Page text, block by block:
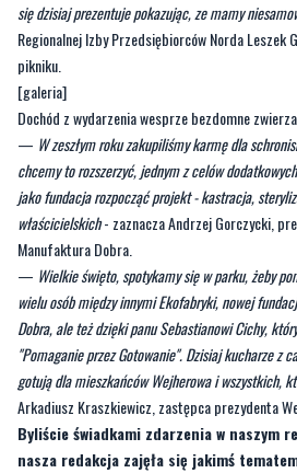
się dzisiaj prezentuje pokazując, ze mamy
Regionalnej Izby Przedsiębiorców Norda Leszek
pikniku.
[galeria]
Dochód z wydarzenia wesprze bezdomne
— W zeszłym roku zakupiliśmy karmę dla
chcemy to rozszerzyć, jednym z celów
jako fundacja rozpocząć projekt - kastracja,
właścicielskich- zaznacza Andrzej Gorczycki,
Manufaktura Dobra.
— Wielkie święto, spotykamy się w parku, żeby
wielu osób między innymi Ekofabryki, nowej
Dobra, ale też dzięki panu Sebastianowi Cichy,
"Pomaganie przez Gotowanie". Dzisiaj kucharze z
gotują dla mieszkańców Wejherowa i wszystkich,
Arkadiusz Kraszkiewicz, zastępca prezydenta
Byliście świadkami zdarzenia w naszym
nasza redakcja zajęła się jakimś